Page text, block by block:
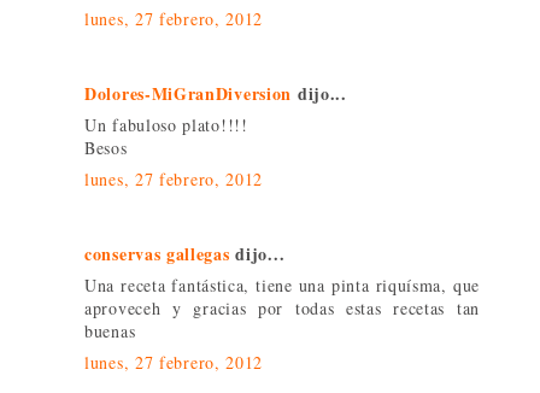
lunes, 27 febrero, 2012
Dolores-MiGranDiversion dijo...
Un fabuloso plato!!!!
Besos
lunes, 27 febrero, 2012
conservas gallegas dijo...
Una receta fantástica, tiene una pinta riquísma, que
aproveceh y gracias por todas estas recetas tan
buenas
lunes, 27 febrero, 2012